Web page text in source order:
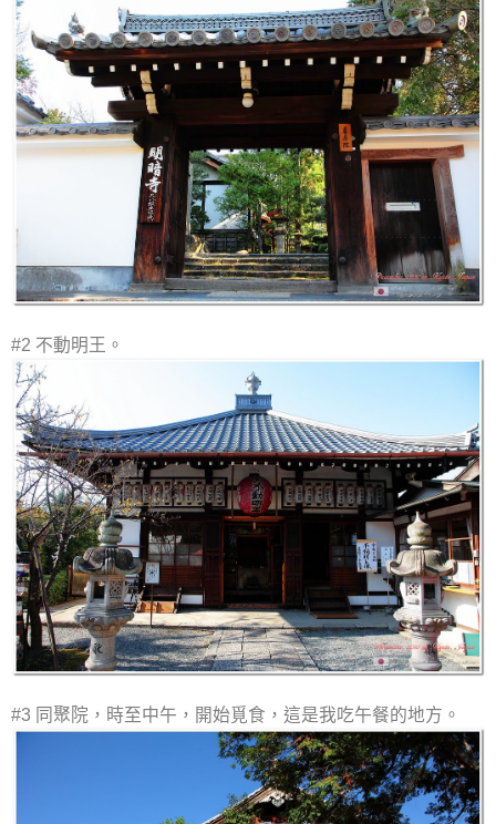
#2 不動明王。
#3 同聚院，時至中午，開始覓食，這是我吃午餐的地方。